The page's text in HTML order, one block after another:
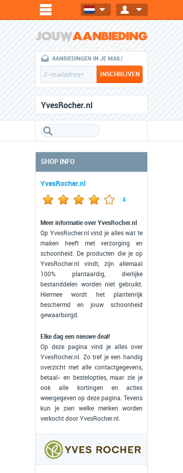
AANBIEDINGEN IN JE MAIL!
YvesRocher.nl
SHOP INFO
YvesRocher.nl
4
Meer informatie over YvesRocher.nl
Op YvesRocher.nl vind je alles wat te
maken heeft met verzorging en
schoonheid. De producten die je op
YvesRocher.nl vindt, zijn allemaal
100% plantaardig, dierlijke
bestanddelen worden niet gebruikt.
Hiermee wordt het plantenrijk
beschermd en jouw schoonheid
gewaarborgd.
Elke dag een nieuwe deal!
Op deze pagina vind je alles over
YvesRocher.nl. Zo tref je een handig
overzicht met alle contactgegevens,
betaal- en bestelopties, maar zie je
ook alle kortingen en acties
weergegeven op deze pagina. Tevens
kun je zien welke merken worden
verkocht door YvesRocher.nl.